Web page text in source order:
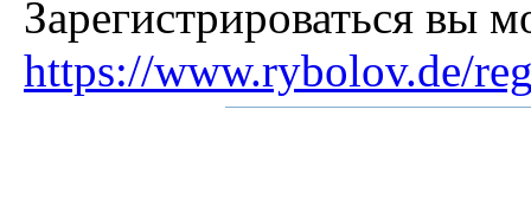
Зарегистрироваться вы
https://www.rybolov.de/